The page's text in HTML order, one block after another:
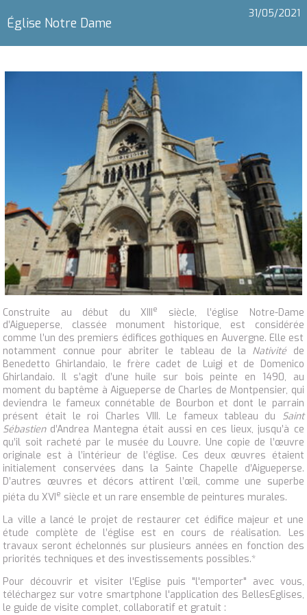
Église Notre Dame
31/05/2021
Construite au début du XIIIe
siècle, l’église Notre-Dame
d’Aigueperse, classée monument historique, est considérée
comme l’un des premiers édifices gothiques en Auvergne. Elle est
notamment connue pour abriter le tableau de la Nativité de
Benedetto Ghirlandaio, le frère cadet de Luigi et de Domenico
Ghirlandaio. Il s’agit d’une huile sur bois peinte en 1490, au
moment du baptême à Aigueperse de Charles de Montpensier, qui
deviendra le fameux connétable de Bourbon et dont le parrain
présent était le roi Charles VIII. Le fameux tableau du Saint
Sébastiend’Andrea Mantegna était aussi en ces lieux, jusqu’à ce
qu’il soit racheté par le musée du Louvre. Une copie de l’œuvre
originale est à l’intérieur de l’église. Ces deux œuvres étaient
initialement conservées dans la Sainte Chapelle d’Aigueperse.
D’autres œuvres et décors attirent l’œil, comme une superbe
piéta du XVIe siècle et un rare ensemble de peintures murales.
La ville a lancé le projet de restaurer cet édifice majeur et une
étude complète de l’église est en cours de réalisation. Les
travaux seront échelonnés sur plusieurs années en fonction des
priorités techniques et des investissements possibles.*
Pour découvrir et visiter l'Eglise puis "l'emporter" avec vous,
téléchargez sur votre smartphone l'application des BellesEglises,
le guide de visite complet, collaboratif et gratuit :